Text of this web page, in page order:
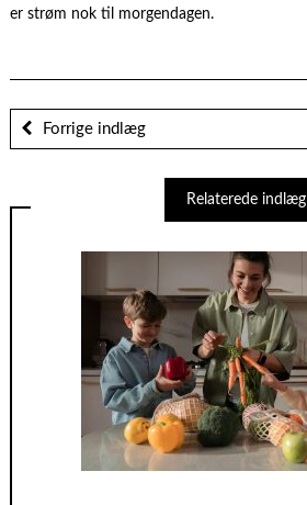
er strøm nok til morgendagen.
Forrige indlæg
Relaterede indlæg